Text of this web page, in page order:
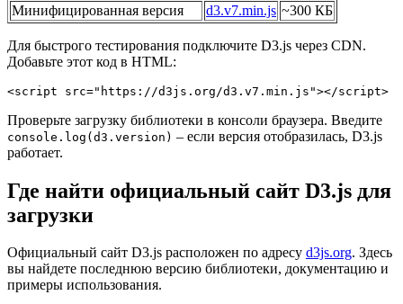
Минифицированная версия
d3.v7.min.js ~300 КБ
Для быстрого тестирования подключите D3.js через CDN.
Добавьте этот код в HTML:
<script src="https://d3js.org/d3.v7.min.js"></script>
Проверьте загрузку библиотеки в консоли браузера. Введите
console.log(d3.version) – если версия отобразилась, D3.js
работает.
Где найти официальный сайт D3.js для
загрузки
Официальный сайт D3.js расположен по адресу d3js.org. Здесь
вы найдете последнюю версию библиотеки, документацию и
примеры использования.